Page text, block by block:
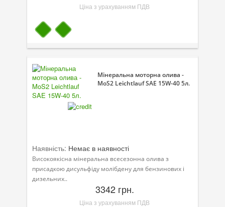
Ціна з урахуванням ПДВ
Мінеральна моторна олива -
MoS2 Leichtlauf SAE 15W-40 5л.
Наявність: Немає в наявності
Високоякісна мінеральна всесезонна олива з
присадкою дисульфіду молібдену для бензинових і
дизельних..
3342 грн.
Ціна з урахуванням ПДВ